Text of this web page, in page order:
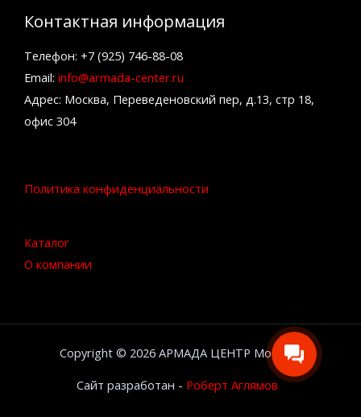
Контактная информация
Телефон: +7 (925) 746-88-08
Email: info@armada-center.ru
Адрес: Москва, Переведеновский пер, д.13, стр 18,
офис 304
Политика конфиденциальности
Каталог
О компании
Copyright © 2026 АРМАДА ЦЕНТР Москва
Сайт разработан - Роберт Аглямов